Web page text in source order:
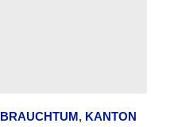
BRAUCHTUM, KANTON